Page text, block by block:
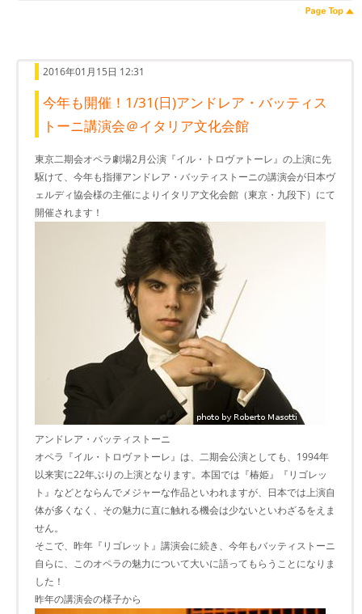
2016年01月15日 12:31
今年も開催！1/31(日)アンドレア・バッティス
トーニ講演会＠イタリア文化会館
東京二期会オペラ劇場2月公演『イル・トロヴァトーレ』の上演に先
駆けて、今年も指揮アンドレア・バッティストーニの講演会が日本ヴ
ェルディ協会様の主催によりイタリア文化会館（東京・九段下）にて
開催されます！
アンドレア・バッティストーニ
オペラ『イル・トロヴァトーレ』は、二期会公演としても、1994年
以来実に22年ぶりの上演となります。本国では『椿姫』『リゴレッ
ト』などとならんでメジャーな作品といわれますが、日本では上演自
体が多くなく、その魅力に直に触れる機会は少ないといわざるをえま
せん。
そこで、昨年『リゴレット』講演会に続き、今年もバッティストーニ
自らに、このオペラの魅力について大いに語ってもらうことになりま
した！
昨年の講演会の様子から